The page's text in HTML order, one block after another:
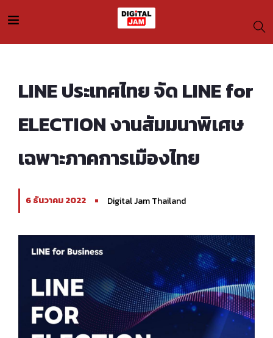
LINE ประเทศไทย จัด LINE for
ELECTION งานสัมมนาพิเศษ
เฉพาะภาคการเมืองไทย
6 ธันวาคม 2022 Digital Jam Thailand